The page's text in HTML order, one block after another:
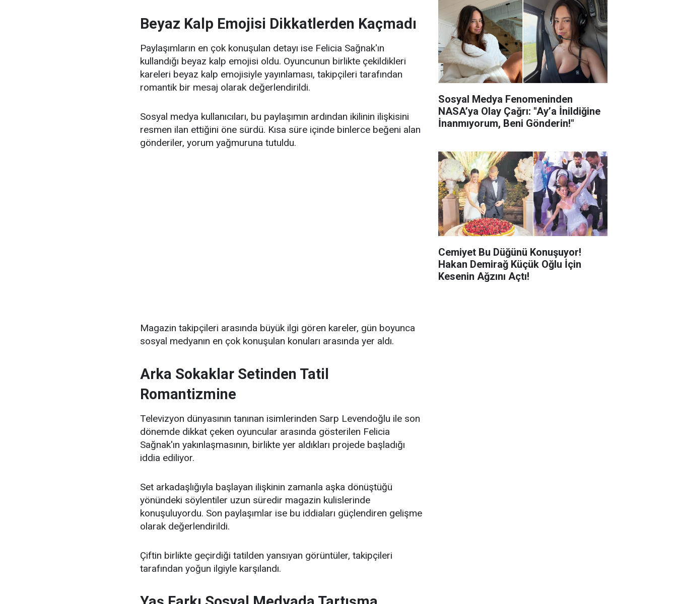
Beyaz Kalp Emojisi Dikkatlerden Kaçmadı
Paylaşımların en çok konuşulan detayı ise Felicia Sağnak'ın
kullandığı beyaz kalp emojisi oldu. Oyuncunun birlikte çekildikleri
kareleri beyaz kalp emojisiyle yayınlaması, takipçileri tarafından
romantik bir mesaj olarak değerlendirildi.
Sosyal medya kullanıcıları, bu paylaşımın ardından ikilinin ilişkisini
resmen ilan ettiğini öne sürdü. Kısa süre içinde binlerce beğeni alan
gönderiler, yorum yağmuruna tutuldu.
Magazin takipçileri arasında büyük ilgi gören kareler, gün boyunca
sosyal medyanın en çok konuşulan konuları arasında yer aldı.
Arka Sokaklar Setinden Tatil
Romantizmine
Televizyon dünyasının tanınan isimlerinden Sarp Levendoğlu ile son
dönemde dikkat çeken oyuncular arasında gösterilen Felicia
Sağnak'ın yakınlaşmasının, birlikte yer aldıkları projede başladığı
iddia ediliyor.
Set arkadaşlığıyla başlayan ilişkinin zamanla aşka dönüştüğü
yönündeki söylentiler uzun süredir magazin kulislerinde
konuşuluyordu. Son paylaşımlar ise bu iddiaları güçlendiren gelişme
olarak değerlendirildi.
Çiftin birlikte geçirdiği tatilden yansıyan görüntüler, takipçileri
tarafından yoğun ilgiyle karşılandı.
Sosyal Medya Fenomeninden
NASA’ya Olay Çağrı: "Ay’a İnildiğine
İnanmıyorum, Beni Gönderin!"
Cemiyet Bu Düğünü Konuşuyor!
Hakan Demirağ Küçük Oğlu İçin
Kesenin Ağzını Açtı!